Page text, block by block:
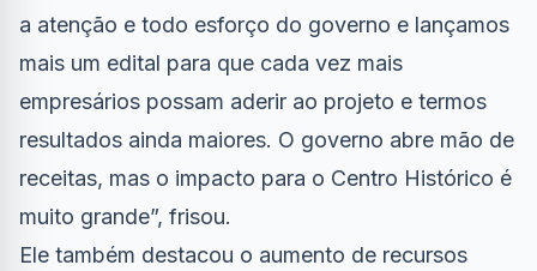
a atenção e todo esforço do governo e lançamos
mais um edital para que cada vez mais
empresários possam aderir ao projeto e termos
resultados ainda maiores. O governo abre mão de
receitas, mas o impacto para o Centro Histórico é
muito grande”, frisou.
Ele também destacou o aumento de recursos